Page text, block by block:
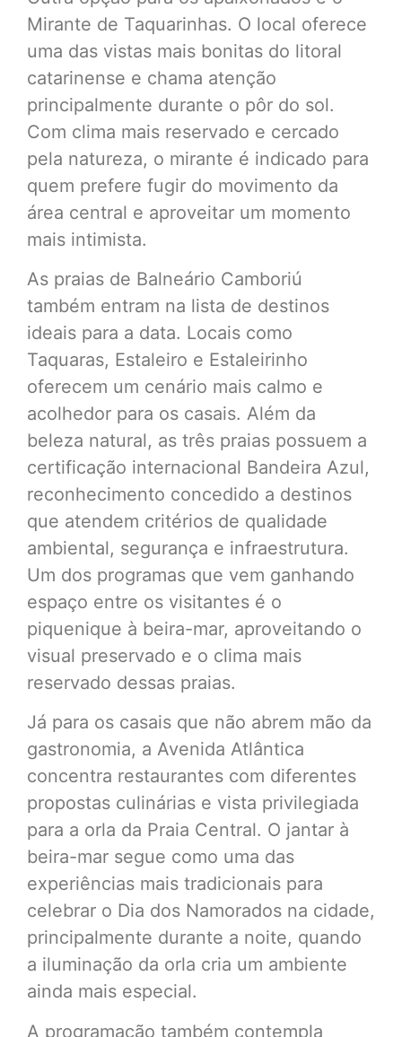
Mirante de Taquarinhas. O local oferece
uma das vistas mais bonitas do litoral
catarinense e chama atenção
principalmente durante o pôr do sol.
Com clima mais reservado e cercado
pela natureza, o mirante é indicado para
quem prefere fugir do movimento da
área central e aproveitar um momento
mais intimista.
As praias de Balneário Camboriú
também entram na lista de destinos
ideais para a data. Locais como
Taquaras, Estaleiro e Estaleirinho
oferecem um cenário mais calmo e
acolhedor para os casais. Além da
beleza natural, as três praias possuem a
certificação internacional Bandeira Azul,
reconhecimento concedido a destinos
que atendem critérios de qualidade
ambiental, segurança e infraestrutura.
Um dos programas que vem ganhando
espaço entre os visitantes é o
piquenique à beira-mar, aproveitando o
visual preservado e o clima mais
reservado dessas praias.
Já para os casais que não abrem mão da
gastronomia, a Avenida Atlântica
concentra restaurantes com diferentes
propostas culinárias e vista privilegiada
para a orla da Praia Central. O jantar à
beira-mar segue como uma das
experiências mais tradicionais para
celebrar o Dia dos Namorados na cidade,
principalmente durante a noite, quando
a iluminação da orla cria um ambiente
ainda mais especial.
A programação também contempla